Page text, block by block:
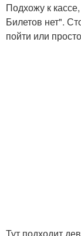
Подхожу к
Билетов нет".
пойти или